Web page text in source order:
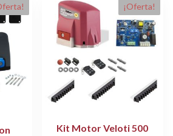
¡Oferta!
Kit Motor Veloti 500